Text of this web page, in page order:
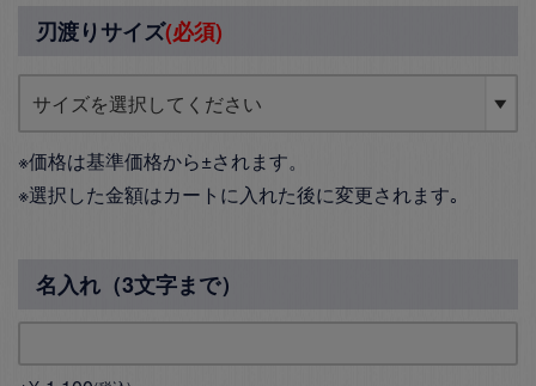
刃渡りサイズ(必須)
※価格は基準価格から±されます。
※選択した金額はカートに入れた後に変更されます｡
名入れ（3文字まで）